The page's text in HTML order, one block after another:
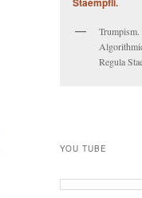
Trumpism.
Regula
YOU TUBE